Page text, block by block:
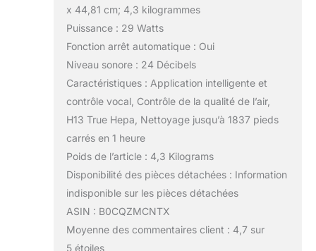
x 44,81 cm; 4,3 kilogrammes
Puissance : 29 Watts
Fonction arrêt automatique : Oui
Niveau sonore : 24 Décibels
Caractéristiques : Application intelligente et
contrôle vocal, Contrôle de la qualité de l’air,
H13 True Hepa, Nettoyage jusqu’à 1837 pieds
carrés en 1 heure
Poids de l’article : 4,3 Kilograms
Disponibilité des pièces détachées : Information
indisponible sur les pièces détachées
ASIN : B0CQZMCNTX
Moyenne des commentaires client : 4,7 sur
5 étoiles